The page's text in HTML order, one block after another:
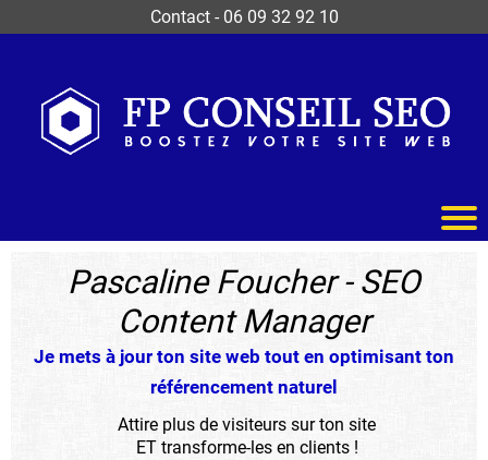
Contact- 06 09 32 92 10
Pascaline Foucher - SEO
Content Manager
Je mets à jour ton site web tout en optimisant ton
référencement naturel
Attire plus de visiteurs sur ton site
ET transforme-les en clients !